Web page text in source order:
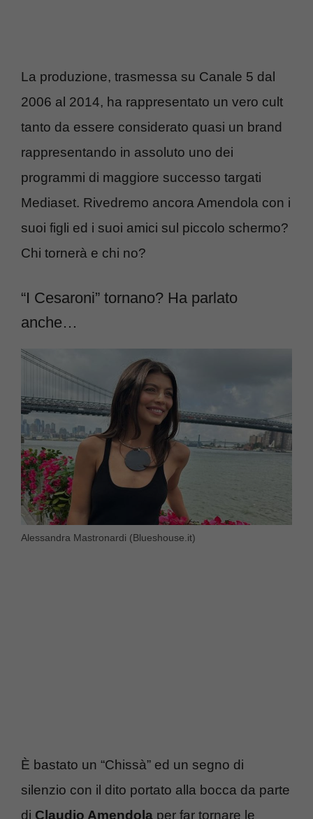
La produzione, trasmessa su Canale 5 dal
2006 al 2014, ha rappresentato un vero cult
tanto da essere considerato quasi un brand
rappresentando in assoluto uno dei
programmi di maggiore successo targati
Mediaset. Rivedremo ancora Amendola con i
suoi figli ed i suoi amici sul piccolo schermo?
Chi tornerà e chi no?
“I Cesaroni” tornano? Ha parlato
anche…
Alessandra Mastronardi (Blueshouse.it)
È bastato un “Chissà” ed un segno di
silenzio con il dito portato alla bocca da parte
di Claudio Amendola per far tornare le